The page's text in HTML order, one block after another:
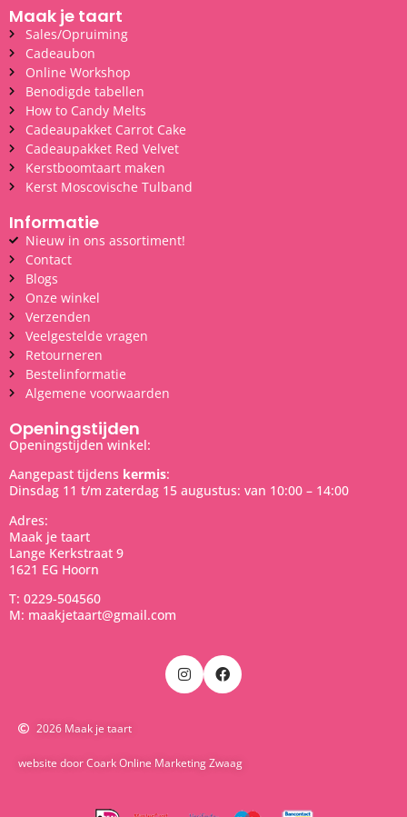
Maak je taart
Sales/Opruiming
Cadeaubon
Online Workshop
Benodigde tabellen
How to Candy Melts
Cadeaupakket Carrot Cake
Cadeaupakket Red Velvet
Kerstboomtaart maken
Kerst Moscovische Tulband
Informatie
Nieuw in ons assortiment!
Contact
Blogs
Onze winkel
Verzenden
Veelgestelde vragen
Retourneren
Bestelinformatie
Algemene voorwaarden
Openingstijden
Openingstijden winkel:
Aangepast tijdens kermis:
Dinsdag 11 t/m zaterdag 15 augustus: van 10:00 – 14:00
Adres:
Maak je taart
Lange Kerkstraat 9
1621 EG Hoorn
T: 0229-504560
M: maakjetaart@gmail.com
2026 Maak je taart
website door Coark Online Marketing Zwaag